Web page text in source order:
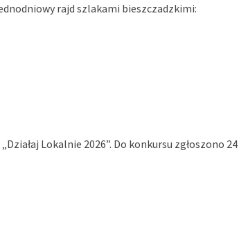
rajd szlakami bieszczadzkimi:
Lokalnie 2026”. Do konkursu zgłoszono 24